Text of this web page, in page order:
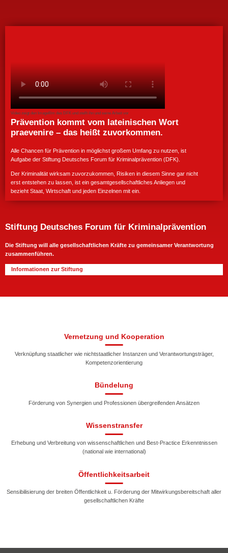
Video zeigt den Imagefilm des DFK und stellt ihn und seine Arbeit vor
Prävention kommt vom lateinischen Wort
praevenire – das heißt zuvorkommen.
Alle Chancen für Prävention in möglichst großem Umfang zu nutzen, ist
Aufgabe der Stiftung Deutsches Forum für Kriminalprävention (DFK).
Der Kriminalität wirksam zuvorzukommen, Risiken in diesem Sinne gar nicht
erst entstehen zu lassen, ist ein gesamtgesellschaftliches Anliegen und
bezieht Staat, Wirtschaft und jeden Einzelnen mit ein.
Stiftung Deutsches Forum für Kriminalprävention
Die Stiftung will alle gesellschaftlichen Kräfte zu gemeinsamer Verantwortung
zusammenführen.
Informationen zur Stiftung
Vernetzung und Kooperation
Verknüpfung staatlicher wie nichtstaatlicher Instanzen und Verantwortungsträger,
Kompetenzorientierung
Bündelung
Förderung von Synergien und Professionen übergreifenden Ansätzen
Wissenstransfer
Erhebung und Verbreitung von wissenschaftlichen und Best-Practice Erkenntnissen
(national wie international)
Öffentlichkeitsarbeit
Sensibilisierung der breiten Öffentlichkeit u. Förderung der Mitwirkungsbereitschaft aller
gesellschaftlichen Kräfte